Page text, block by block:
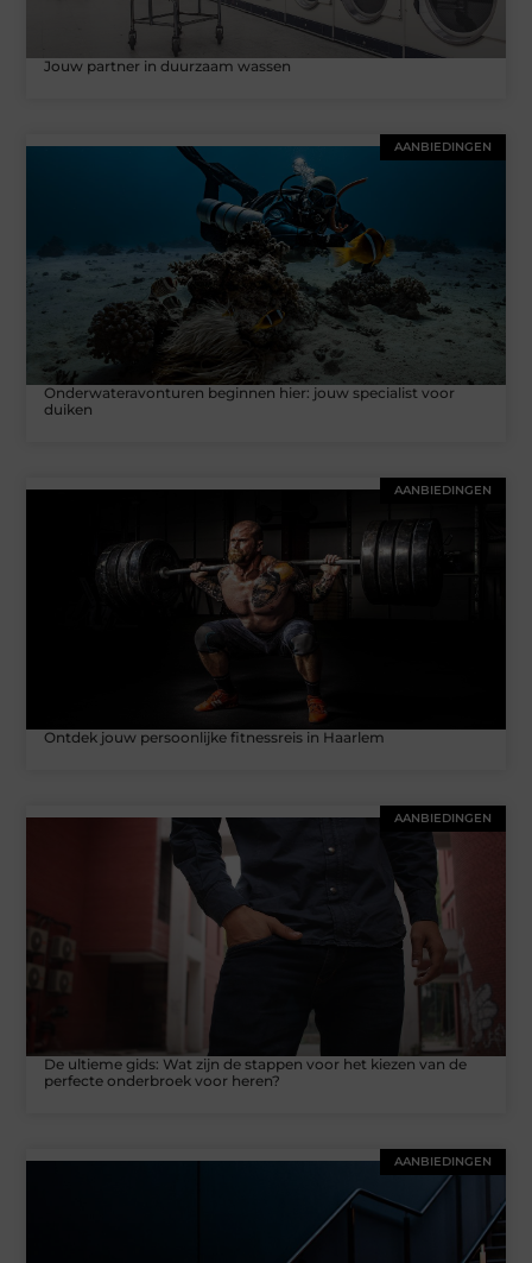
Jouw partner in duurzaam wassen
AANBIEDINGEN
Onderwateravonturen beginnen hier: jouw specialist voor
duiken
AANBIEDINGEN
Ontdek jouw persoonlijke fitnessreis in Haarlem
AANBIEDINGEN
De ultieme gids: Wat zijn de stappen voor het kiezen van de
perfecte onderbroek voor heren?
AANBIEDINGEN